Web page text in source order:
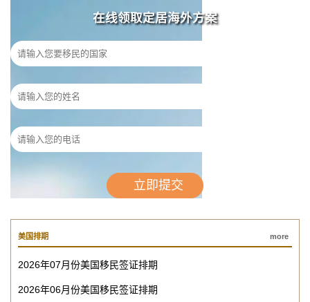
在线领取定居海外方案
美国排期 more
2026年07月份美国移民签证排期
2026年06月份美国移民签证排期